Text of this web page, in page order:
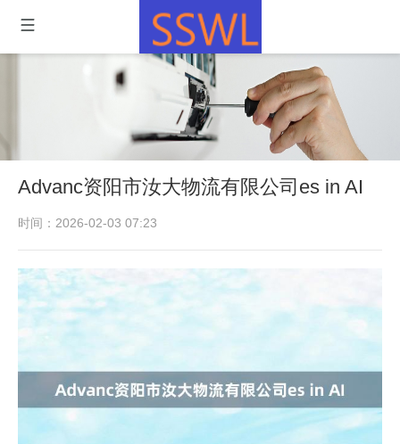
Advanc资阳市汝大物流有限公司es in AI
时间：2026-02-03 07:23